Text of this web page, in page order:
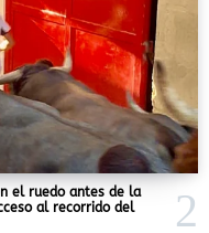
el ruedo antes de la
al recorrido del